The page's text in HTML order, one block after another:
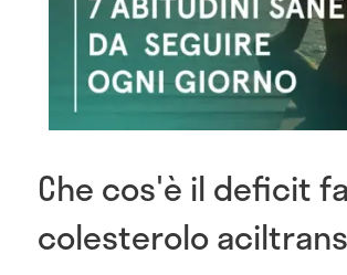
Che cos'è il deficit
colesterolo